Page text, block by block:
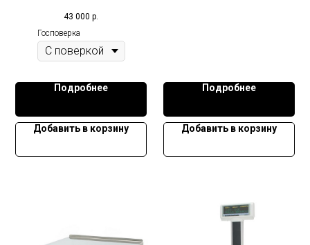
43 000 р.
Госповерка
Подробнее
Добавить в корзину
Подробнее
Добавить в корзину